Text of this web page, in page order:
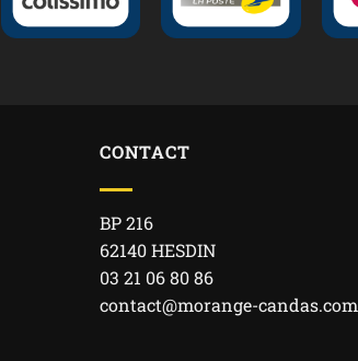
CONTACT
BP 216
62140 HESDIN
03 21 06 80 86
contact@morange-candas.com